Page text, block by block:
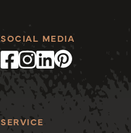
SERVICE
SOCIAL MEDIA